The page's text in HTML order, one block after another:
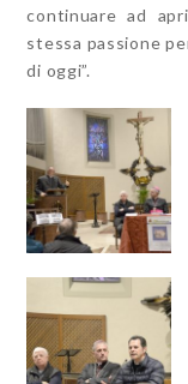
continuare ad
stessa passione
di oggi”.